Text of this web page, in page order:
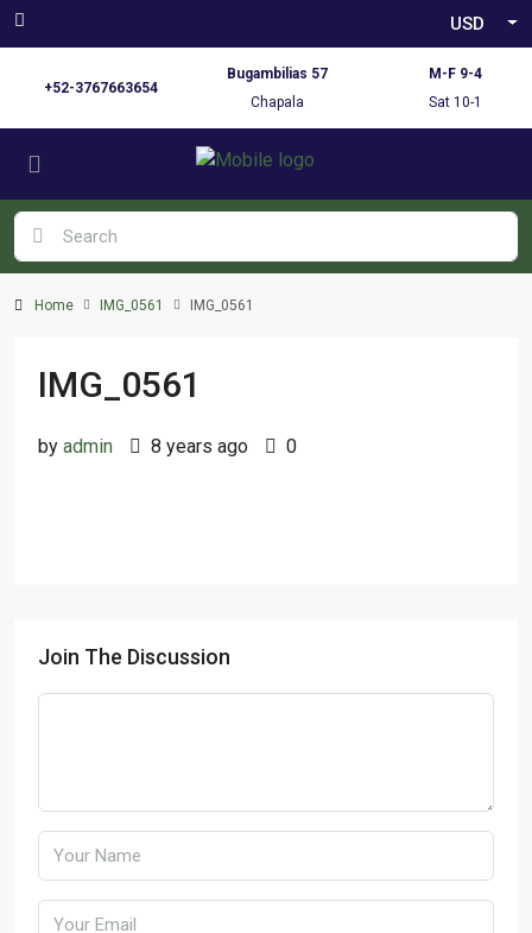
USD
+52-3767663654
Bugambilias 57
Chapala
M-F 9-4
Sat 10-1
Home IMG_0561 IMG_0561
IMG_0561
by admin 8 years ago 0
Join The Discussion